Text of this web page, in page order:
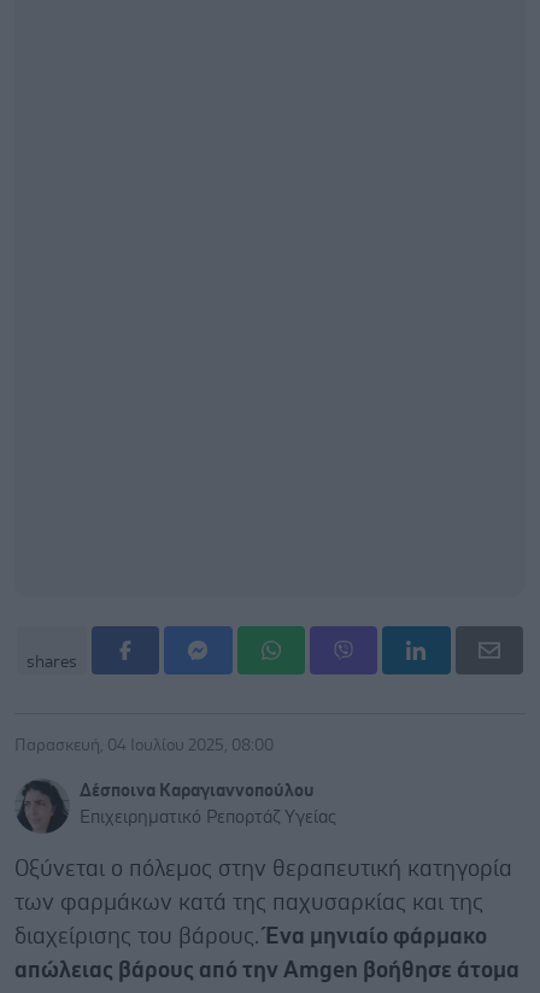
shares
Παρασκευή, 04 Ιουλίου 2025, 08:00
Δέσποινα Καραγιαννοπούλου
Επιχειρηματικό Ρεπορτάζ Υγείας
Οξύνεται ο πόλεμος στην θεραπευτική κατηγορία
των φαρμάκων κατά της παχυσαρκίας και της
διαχείρισης του βάρους. Ένα μηνιαίο φάρμακο
απώλειας βάρους από την Amgen βοήθησε άτομα